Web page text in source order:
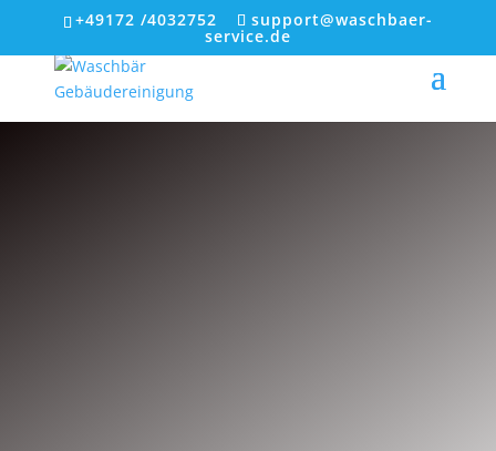
+49172 /4032752 support@waschbaer-
service.de